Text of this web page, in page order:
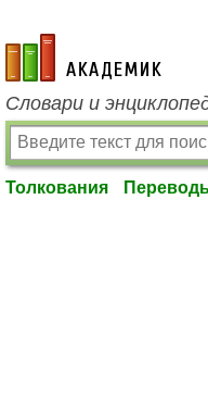
academic.ru
Словари и
Толкования